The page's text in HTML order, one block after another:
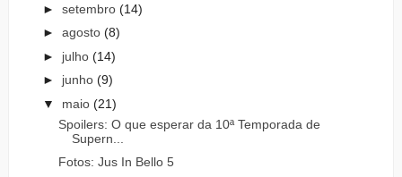
► setembro (14)
► agosto (8)
► julho (14)
► junho (9)
▼ maio (21)
Spoilers: O que esperar da 10ª Temporada de
Supern...
Fotos: Jus In Bello 5